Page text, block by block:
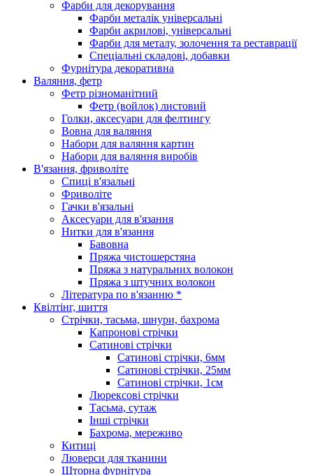
Фарби для декорування
Фарби металік універсальні
Фарби акрилові, універсальні
Фарби для металу, золочення та реставрації
Спеціальні складові, добавки
Фурнітура декоративна
Валяння, фетр
Фетр різноманітний
Фетр (войлок) листовий
Голки, аксесуари для фелтингу
Вовна для валяння
Набори для валяння картин
Набори для валяння виробів
В'язання, фриволіте
Спиці в'язальні
Фриволіте
Гачки в'язальні
Аксесуари для в'язання
Нитки для в'язання
Бавовна
Пряжа чистошерстяна
Пряжа з натуральних волокон
Пряжа з штучних волокон
Література по в'язанню *
Квілтінг, шиття
Стрічки, тасьма, шнури, бахрома
Капронові стрічки
Сатинові стрічки
Сатинові стрічки, 6мм
Сатинові стрічки, 25мм
Сатинові стрічки, 1см
Люрексові стрічки
Тасьма, сутаж
Інші стрічки
Бахрома, мереживо
Китиці
Люверси для тканини
Шторна фурнітура